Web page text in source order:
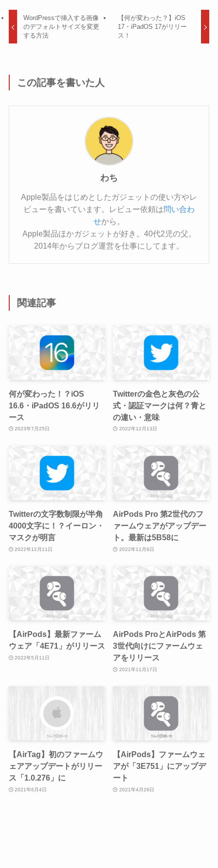
WordPressで挿入する画像
のデフォルトサイズを変更
する方法
【何が変わった？】iOS
17・iPadOS 17がリリー
ス！
この記事を書いた人
わち
Apple製品をはじめとしたガジェットの使い方やレ
ビューを書いています。レビュー依頼は問い合わ
せから。
Apple製品ほかガジェットが好き。40代2児の父。
2014年からブログ運営を仕事にしてます。
関連記事
何が変わった！？iOS
16.6・iPadOS 16.6がリリ
ース
2023年7月25日
Twitterの金色と灰色の公
式・認証マークは何？青と
の違い・意味
2022年12月13日
Twitterの文字数制限が半角
4000文字に！？イーロン・
マスクが明言
2022年12月11日
AirPods Pro 第2世代のフ
ァームウェアがアップデー
ト。最新は5B58に
2022年11月9日
【AirPods】最新ファーム
ウェア「4E71」がリリース
2022年5月11日
AirPods ProとAirPods 第
3世代向けにファームウェ
アをリリース
2021年11月17日
【AirTag】初のファームウ
ェアアップデートがリリー
ス「1.0.276」に
2021年6月4日
【AirPods】ファームウェ
アが「3E751」にアップデ
ート
2021年4月29日